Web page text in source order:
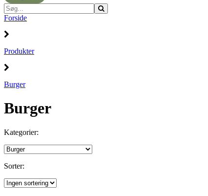
Forside
Produkter
Burger
Burger
Kategorier:
Sorter: